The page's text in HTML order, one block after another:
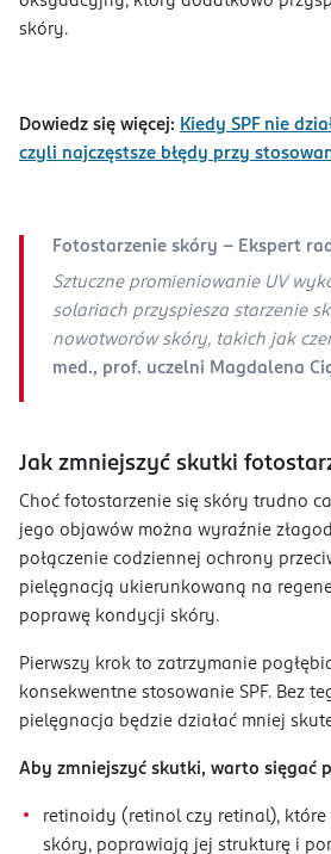
skóry.
Dowiedz się więcej: Kiedy SPF nie
czyli najczęstsze błędy przy
Fotostarzenie skóry - Ekspert
Sztuczne promieniowanie UV
solariach przyspiesza starzenie
nowotworów skóry, takich jak
med., prof. uczelni Magdalena
Jak zmniejszyć skutki
Choć fotostarzenie się skóry trudno
jego objawów można wyraźnie
połączenie codziennej ochrony
pielęgnacją ukierunkowaną na
poprawę kondycji skóry.
Pierwszy krok to zatrzymanie
konsekwentne stosowanie SPF. Bez
pielęgnacja będzie działać mniej
Aby zmniejszyć skutki, warto sięgać
retinoidy (retinol czy retinal), które
skóry, poprawiają jej strukturę i